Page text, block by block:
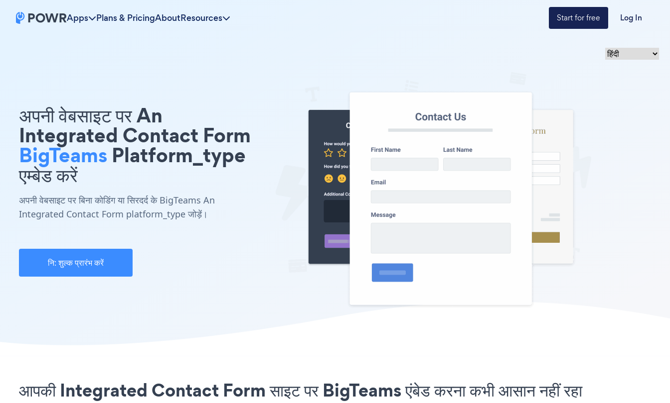
Apps Plans & PricingAboutResources Start for free Log In
अपनी वेबसाइट पर An
Integrated Contact Form
BigTeams Platform_type
एम्बेड करें
अपनी वेबसाइट पर बिना कोडिंग या सिरदर्द के BigTeams An
Integrated Contact Form platform_type जोड़ें।
नि: शुल्क प्रारंभ करें
आपकी Integrated Contact Form साइट पर BigTeams एंबेड करना कभी आसान नहीं रहा